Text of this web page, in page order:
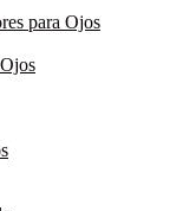
para Ojos